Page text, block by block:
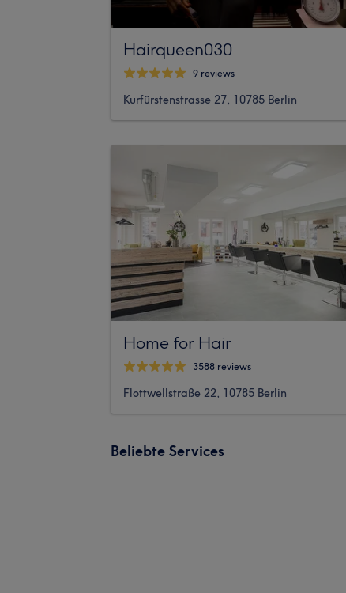
Hairqueen030
9 reviews
Kurfürstenstrasse 27, 10785 Berlin
Home for Hair
3588 reviews
Flottwellstraße 22, 10785 Berlin
Beliebte Services